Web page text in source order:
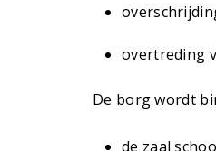
overtreding
De borg wordt
de zaal